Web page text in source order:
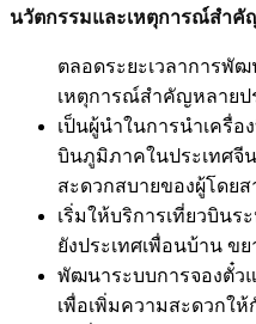
นวัตกรรมและเหตุการณ์สำคั
ตลอดระยะเวลาการพั
เหตุการณ์สำคัญหลายป
เป็นผู้นำในการนำเครื่อ
บินภูมิภาคในประเทศจี
สะดวกสบายของผู้โดยส
เริ่มให้บริการเที่ยวบินร
ยังประเทศเพื่อนบ้าน ข
พัฒนาระบบการจองตั๋ว
เพื่อเพิ่มความสะดวกให้